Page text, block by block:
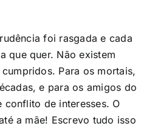
foi rasgada e cada
que quer. Não existem
Para os mortais,
e para os amigos do
conflito de interesses. O
a mãe! Escrevo tudo isso